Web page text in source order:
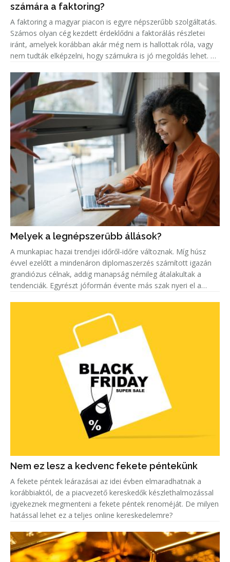
számára a faktoring?
A faktoring a magyar piacon is egyre népszerűbb szolgáltatás.
Számos olyan cég kezdett érdeklődni a faktorálás részletei
iránt, amelyek korábban akár még nem is hallottak róla, vagy
nem tudták elképzelni, hogy számukra is jó megoldás lehet. A
Melyek a legnépszerűbb állások?
A munkapiac hazai trendjei időről-időre változnak. Míg húsz
évvel ezelőtt a mindenáron diplomaszerzés számított igazán
grandiózus célnak, addig manapság némileg átalakultak a
tendenciák. Egyrészt jóformán évente más szak nyeri el a
Nem ez lesz a kedvenc fekete péntekünk
A fekete péntek leárazásai az idei évben elmaradhatnak a
korábbiaktól, de a piacvezető kereskedők készlethalmozással
igyekeznek megmenteni a fekete péntek renoméját. De milyen
hatással lehet ez a teljes online kereskedelemre?